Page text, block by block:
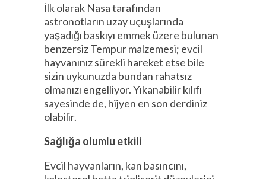
İlk olarak Nasa tarafından
astronotların uzay uçuşlarında
yaşadığı baskıyı emmek üzere bulunan
benzersiz Tempur malzemesi; evcil
hayvanınız sürekli hareket etse bile
sizin uykunuzda bundan rahatsız
olmanızı engelliyor. Yıkanabilir kılıfı
sayesinde de, hijyen en son derdiniz
olabilir.
Sağlığa olumlu etkili
Evcil hayvanların, kan basıncını,